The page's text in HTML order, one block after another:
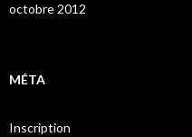
octobre 2012
MÉTA
Inscription